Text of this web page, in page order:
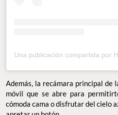
Además, la recámara principal de
móvil que se abre para
cómoda cama o disfrutar del cielo